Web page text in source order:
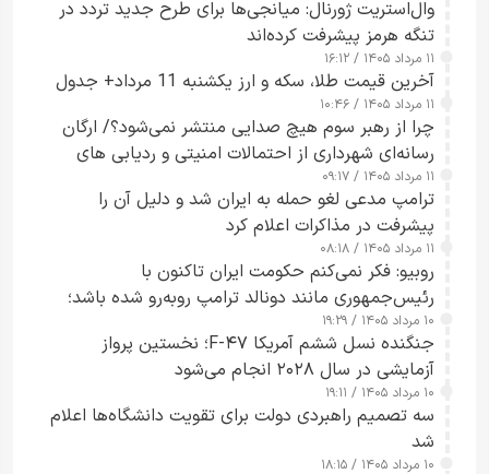
وال‌استریت ژورنال: میانجی‌ها برای طرح جدید تردد در
تنگه هرمز پیشرفت کرده‌اند
۱۱ مرداد ۱۴۰۵ / ۱۶:۱۲
آخرین قیمت طلا، سکه و ارز یکشنبه 11 مرداد+ جدول
۱۱ مرداد ۱۴۰۵ / ۱۰:۴۶
چرا از رهبر سوم هیچ صدایی منتشر نمی‌شود؟/ ارگان
رسانه‌ای شهرداری از احتمالات امنیتی و ردیابی های
جاسوسی گفت
۱۱ مرداد ۱۴۰۵ / ۰۹:۱۷
ترامپ مدعی لغو حمله به ایران شد و دلیل آن را
پیشرفت در مذاکرات اعلام کرد
۱۱ مرداد ۱۴۰۵ / ۰۸:۱۸
روبیو: فکر نمی‌کنم حکومت ایران تاکنون با
رئیس‌جمهوری مانند دونالد ترامپ روبه‌رو شده باشد؛
کسی که واقعاً دست به اقدام می‌زند
۱۰ مرداد ۱۴۰۵ / ۱۹:۲۹
جنگنده نسل ششم آمریکا F-۴۷؛ نخستین پرواز
آزمایشی در سال ۲۰۲۸ انجام می‌شود
۱۰ مرداد ۱۴۰۵ / ۱۹:۱۱
سه تصمیم راهبردی دولت برای تقویت دانشگاه‌ها اعلام
شد
۱۰ مرداد ۱۴۰۵ / ۱۸:۱۵